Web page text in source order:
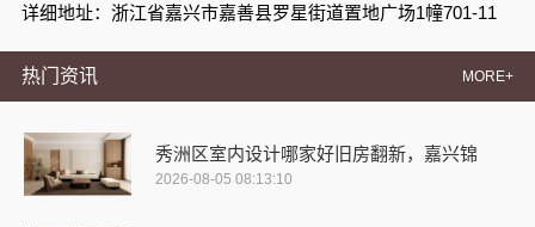
详细地址：浙江省嘉兴市嘉善县罗星街道置地广场1幢701-11
热门资讯 MORE+
秀洲区室内设计哪家好旧房翻新，嘉兴锦
2026-08-05 08:13:10